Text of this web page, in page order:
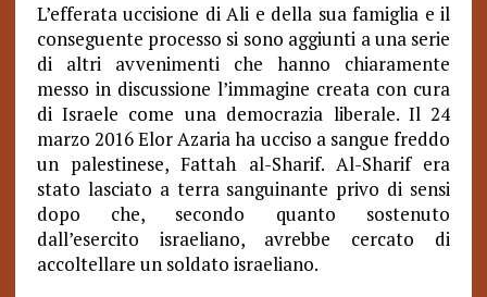
L’efferata uccisione di Ali e della sua famiglia e il
conseguente processo si sono aggiunti a una serie
di altri avvenimenti che hanno chiaramente
messo in discussione l’immagine creata con cura
di Israele come una democrazia liberale. Il 24
marzo 2016 Elor Azaria ha ucciso a sangue freddo
un palestinese, Fattah al-Sharif. Al-Sharif era
stato lasciato a terra sanguinante privo di sensi
dopo che, secondo quanto sostenuto
dall’esercito israeliano, avrebbe cercato di
accoltellare un soldato israeliano.